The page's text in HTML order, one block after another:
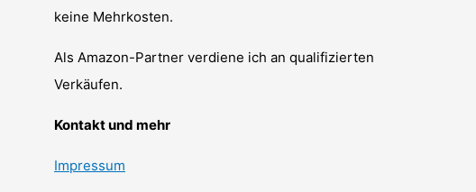
keine Mehrkosten.
Als Amazon-Partner verdiene ich an qualifizierten
Verkäufen.
Kontakt und mehr
Impressum